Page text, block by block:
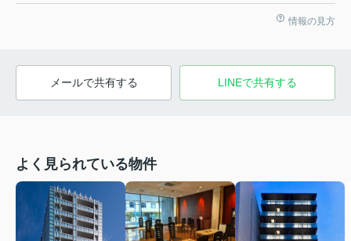
情報の見方
メールで共有する LINEで共有する
よく見られている物件